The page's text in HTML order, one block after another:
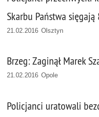
Skarbu Państwa sięgają
21.02.2016 Olsztyn
Brzeg: Zaginął Marek
21.02.2016 Opole
Policjanci uratowali